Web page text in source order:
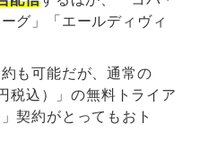
グ」「エールディヴィ
も可能だが、通常の
税込）」の無料トライア
契約がとってもおト